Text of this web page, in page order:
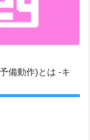
備動作)とは -キ